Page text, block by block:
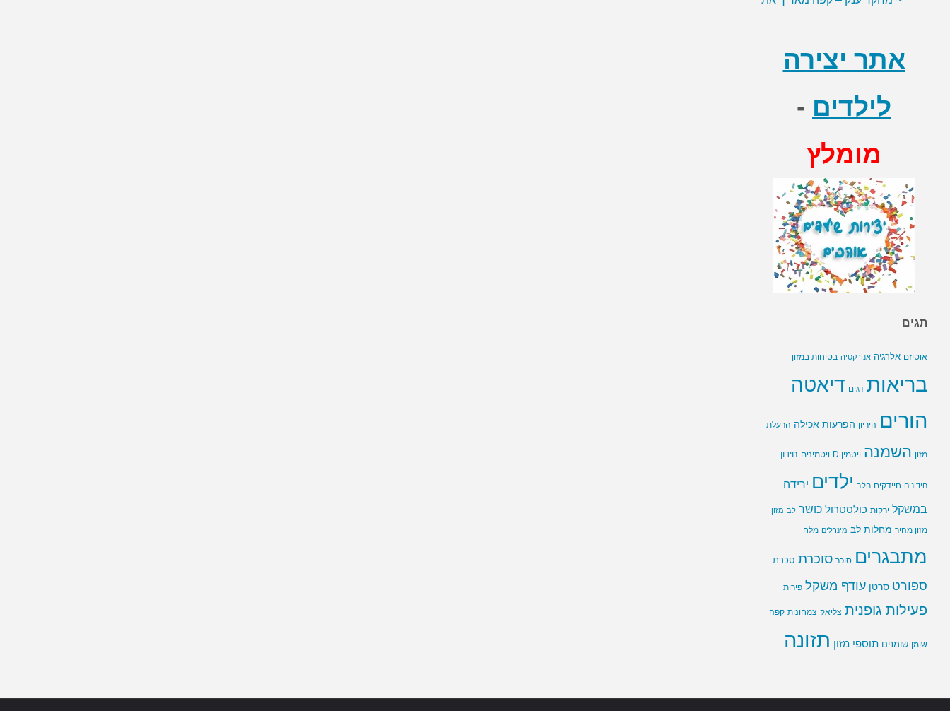
תוחלת החיים
אתר יצירה
לילדים -
מומלץ
תגים
אוטיזם אלרגיה אנורקסיה בטיחות במזון
בריאות דגים דיאטה
הורים היריון הפרעות אכילה הרעלת
מזון השמנה ויטמין D ויטמינים חידון
חידונים חיידקים חלב ילדים ירידה
במשקל ירקות כולסטרול כושר לב מזון
מזון מהיר מחלות לב מינרלים מלח
מתבגרים סוכר סוכרת סכרת
ספורט סרטן עודף משקל פירות
פעילות גופנית צליאק צמחונות קפה
שומן שומנים תוספי מזון תזונה